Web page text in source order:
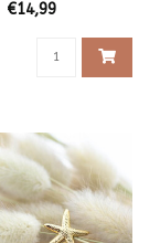
€14,99